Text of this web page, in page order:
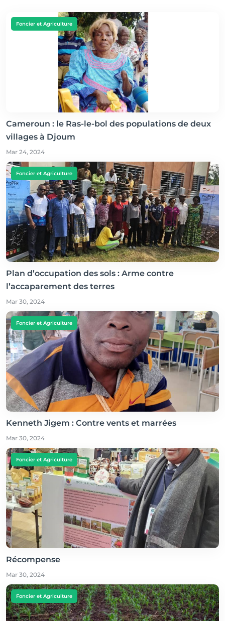
Foncier et Agriculture
Cameroun : le Ras-le-bol des populations de deux
villages à Djoum
Mar 24, 2024
Foncier et Agriculture
Plan d’occupation des sols : Arme contre
l’accaparement des terres
Mar 30, 2024
Foncier et Agriculture
Kenneth Jigem : Contre vents et marrées
Mar 30, 2024
Foncier et Agriculture
Récompense
Mar 30, 2024
Foncier et Agriculture